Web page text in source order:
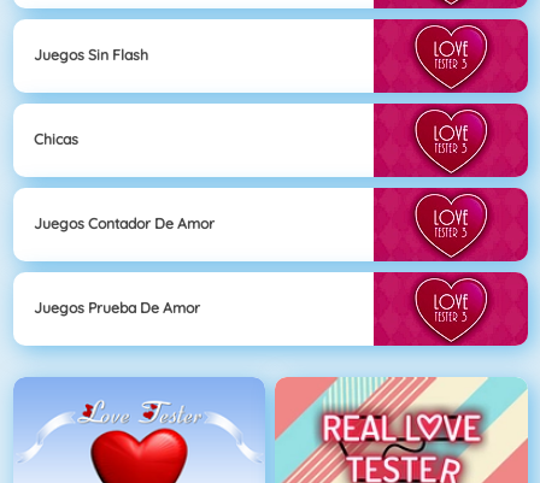
Juegos Sin Flash
Chicas
Juegos Contador De Amor
Juegos Prueba De Amor